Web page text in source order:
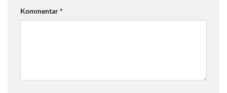
Kommentar*